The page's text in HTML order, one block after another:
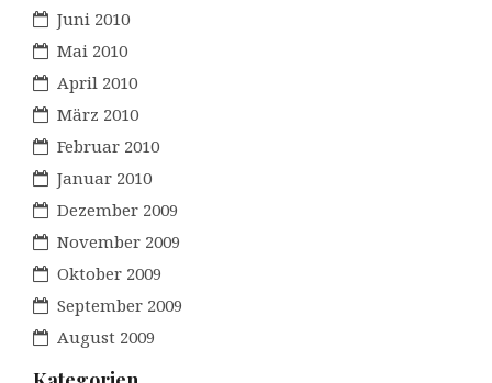
Juni 2010
Mai 2010
April 2010
März 2010
Februar 2010
Januar 2010
Dezember 2009
November 2009
Oktober 2009
September 2009
August 2009